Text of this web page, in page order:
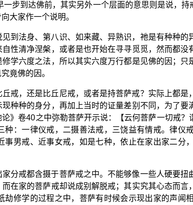
步到达佛前，其实另外一个层面的意思则是说，
大家作一个说明。
到法身、第八识、如来藏、异熟识，祂是有种种
性清净涅槃，或者是也开始在寻寻觅觅，然而都
学六度之法，所以其实六度万行都是见佛的因；
竟佛的因。
戒，还是比丘尼戒，或者是持菩萨戒？实际上都
种种的身分，再加上当时的证量差别不同，为了要
》卷40之中弥勒菩萨开示说：【云何菩萨一切戒？
：一律仪戒，二摄善法戒，三饶益有情戒。律仪
男戒、近事女戒，如是七种，依止在家出家二分
分戒都含摄于菩萨戒之中。不能够像一些人硬要
在家的菩萨戒却说成别解脱戒；其实究其心态而
修学的过程之中，菩萨有时候会示现出家的声闻